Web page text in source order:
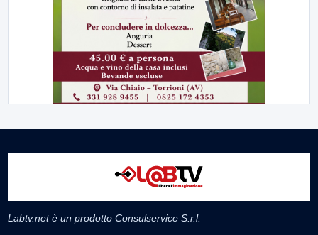
Labtv.net è un prodotto Consulservice S.r.l.